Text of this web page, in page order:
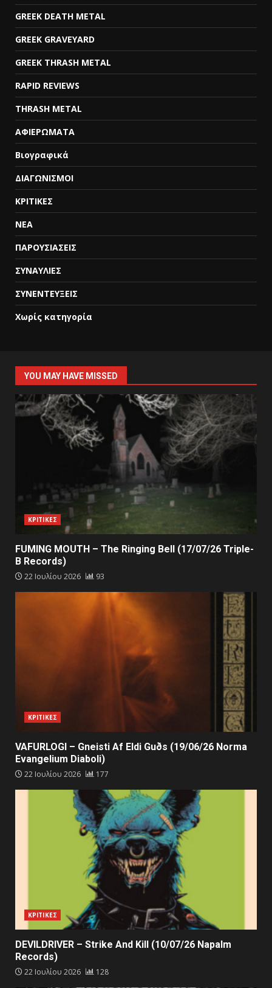
GREEK DEATH METAL
GREEK GRAVEYARD
GREEK THRASH METAL
RAPID REVIEWS
THRASH METAL
ΑΦΙΕΡΩΜΑΤΑ
Βιογραφικά
ΔΙΑΓΩΝΙΣΜΟΙ
ΚΡΙΤΙΚΕΣ
ΝΕΑ
ΠΑΡΟΥΣΙΑΣΕΙΣ
ΣΥΝΑΥΛΙΕΣ
ΣΥΝΕΝΤΕΥΞΕΙΣ
Χωρίς κατηγορία
YOU MAY HAVE MISSED
ΚΡΙΤΙΚΕΣ
FUMING MOUTH – The Ringing Bell (17/07/26 Triple-
B Records)
22 Ιουλίου 2026 93
ΚΡΙΤΙΚΕΣ
VAFURLOGI – Gneisti Af Eldi Guðs (19/06/26 Norma
Evangelium Diaboli)
22 Ιουλίου 2026 177
ΚΡΙΤΙΚΕΣ
DEVILDRIVER – Strike And Kill (10/07/26 Napalm
Records)
22 Ιουλίου 2026 128